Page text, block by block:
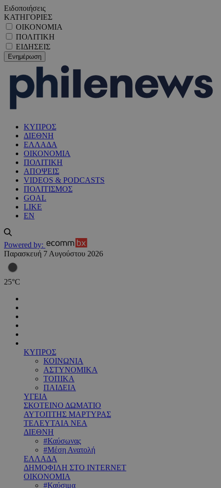
Ειδοποιήσεις
ΚΑΤΗΓΟΡΙΕΣ
ΟΙΚΟΝΟΜΙΑ
ΠΟΛΙΤΙΚΗ
ΕΙΔΗΣΕΙΣ
ΚΥΠΡΟΣ
ΔΙΕΘΝΗ
ΕΛΛΑΔΑ
ΟΙΚΟΝΟΜΙΑ
ΠΟΛΙΤΙΚΗ
ΑΠΟΨΕΙΣ
VIDEOS & PODCASTS
ΠΟΛΙΤΙΣΜΟΣ
GOAL
LIKE
EN
Powered by:
Παρασκευή 7 Αυγούστου 2026
25°C
ΚΥΠΡΟΣ
ΚΟΙΝΩΝΙΑ
ΑΣΤΥΝΟΜΙΚΑ
ΤΟΠΙΚΑ
ΠΑΙΔΕΙΑ
ΥΓΕΙΑ
ΣΚΟΤΕΙΝΟ ΔΩΜΑΤΙΟ
ΑΥΤΟΠΤΗΣ ΜΑΡΤΥΡΑΣ
ΤΕΛΕΥΤΑΙΑ ΝΕΑ
ΔΙΕΘΝΗ
#Καύσωνας
#Μέση Ανατολή
ΕΛΛΑΔΑ
ΔΗΜΟΦΙΛΗ ΣΤΟ INTERNET
ΟΙΚΟΝΟΜΙΑ
#Καύσιμα